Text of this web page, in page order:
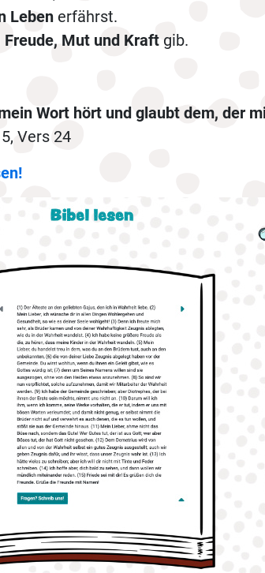
Leben erfährst.
Freude, Mut und Kraft gib.
Wort hört und glaubt dem, der
Vers 24